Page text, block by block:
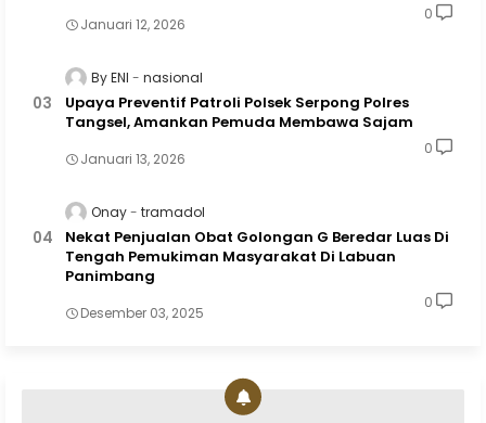
Januari 12, 2026
0
By ENI nasional
Upaya Preventif Patroli Polsek Serpong Polres
Tangsel, Amankan Pemuda Membawa Sajam
Januari 13, 2026
0
Onay tramadol
Nekat Penjualan Obat Golongan G Beredar Luas Di
Tengah Pemukiman Masyarakat Di Labuan
Panimbang
Desember 03, 2025
0